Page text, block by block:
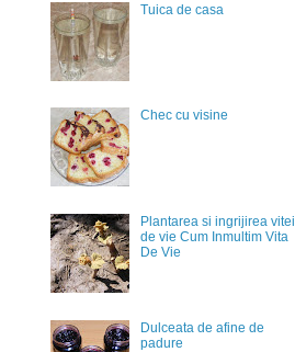
Tuica de casa
Chec cu visine
Plantarea si ingrijirea vitei
de vie Cum Inmultim Vita
De Vie
Dulceata de afine de
padure